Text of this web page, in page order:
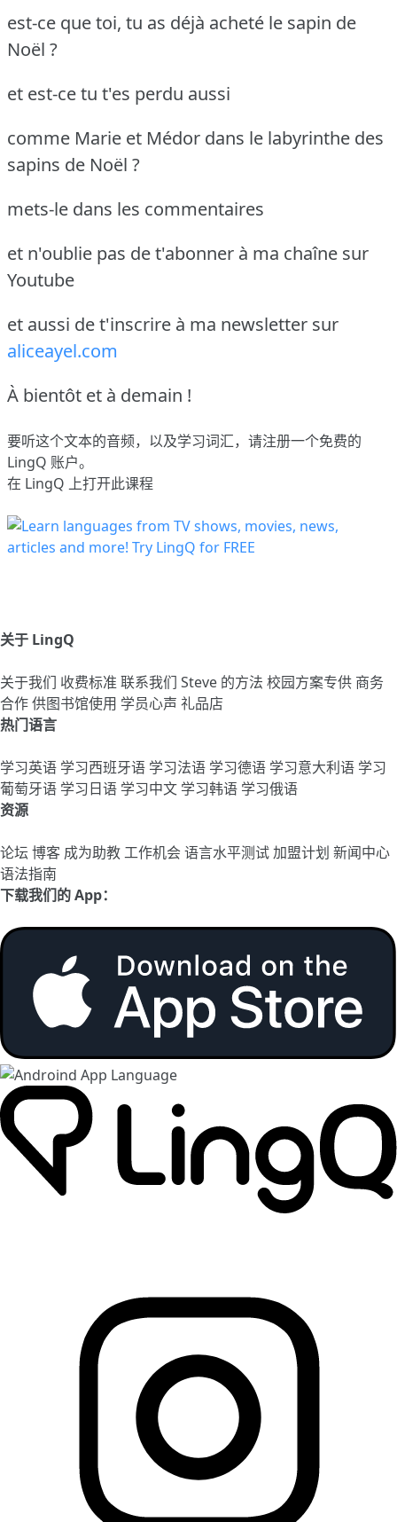
est-ce que toi, tu as déjà acheté le sapin de
Noël ?
et est-ce tu t'es perdu aussi
comme Marie et Médor dans le labyrinthe des
sapins de Noël ?
mets-le dans les commentaires
et n'oublie pas de t'abonner à ma chaîne sur
Youtube
et aussi de t'inscrire à ma newsletter sur
aliceayel.com
À bientôt et à demain !
要听这个文本的音频，以及学习词汇，请注册一个免费的
LingQ 账户。
在 LingQ 上打开此课程
关于 LingQ
关于我们 收费标准 联系我们 Steve 的方法 校园方案专供 商务
合作供图书馆使用 学员心声 礼品店
热门语言
学习英语 学习西班牙语 学习法语 学习德语 学习意大利语 学习
葡萄牙语 学习日语 学习中文 学习韩语 学习俄语
资源
论坛 博客 成为助教工作机会语言水平测试加盟计划 新闻中心
语法指南
下载我们的 App：